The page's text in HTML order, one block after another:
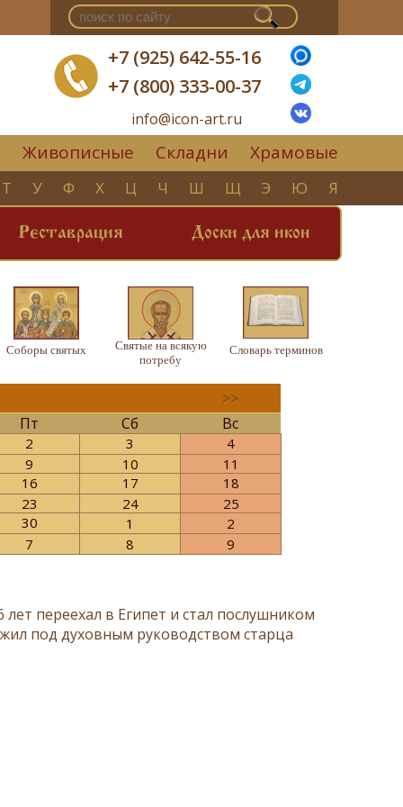
+7 (925) 642-55-16
+7 (800) 333-00-37
info@icon-art.ru
Живописные Складни Храмовые
Т У Ф Х Ц Ч Ш Щ Э Ю Я
Реставрация Доски для икон
Соборы святых
Святые на всякую
потребу
Словарь терминов
>>
Пт Сб Вс
2 3
4
9 10
11
16 17
18
23 24
25
30 1
2
7 8 9
переехал в Египет и стал послушником
под духовным руководством старца